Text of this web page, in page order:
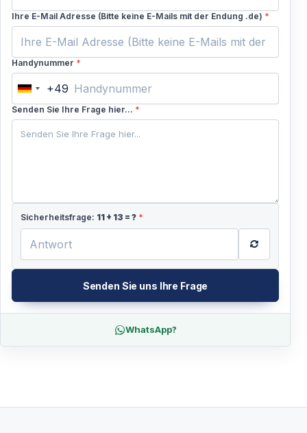
Ihre E-Mail Adresse (Bitte keine E-Mails mit der Endung .de) *
Handynummer *
Germany
+49
+49
Senden Sie Ihre Frage hier... *
Sicherheitsfrage: 11 + 13 = ? *
Senden Sie uns Ihre Frage
WhatsApp?